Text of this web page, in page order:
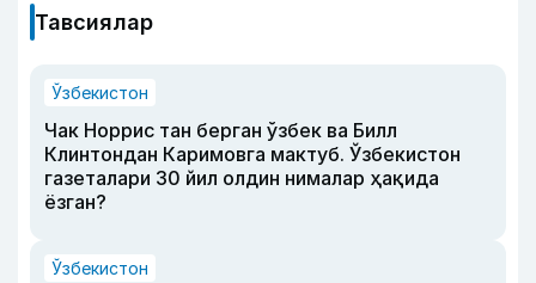
Тавсиялар
Ўзбекистон
Чак Норрис тан берган ўзбек ва Билл
Клинтондан Каримовга мактуб. Ўзбекистон
газеталари 30 йил олдин нималар ҳақида
ёзган?
Ўзбекистон